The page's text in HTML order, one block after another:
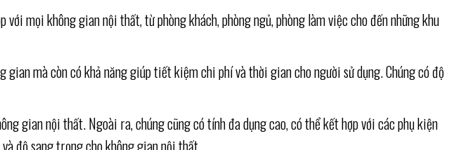
mọi không gian nội thất, từ phòng khách, phòng ngủ, phòng làm việc cho đến những khu
mà còn có khả năng giúp tiết kiệm chi phí và thời gian cho người sử dụng. Chúng có độ
gian nội thất. Ngoài ra, chúng cũng có tính đa dụng cao, có thể kết hợp với các phụ kiện